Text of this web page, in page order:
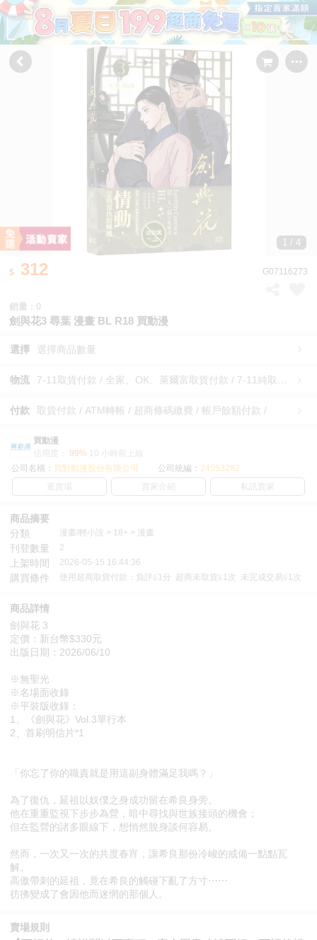
1 / 4
312 G07116273
銷量 : 0
劍與花3 尋葉 漫畫 BL R18 買動漫
選擇 選擇商品數量
物流
付款 取貨付款 / ATM轉帳 / 超商條碼繳費 / 帳戶餘額付款 /
買動漫
信用度：
99% 10 小時前上線
公司名稱： 買對動漫股份有限公司 公司統編： 24553282
逛賣場
賣家介紹 私訊賣家
商品摘要
分類
漫畫/輕小說 > 18+ > 漫畫
刊登數量 2
上架時間 2026-05-15 16:44:36
購買條件 使用超商取貨付款：負評≦1分 超商未取貨≦1次 未完成交易≦1次
商品詳情
劍與花 3
定價：新台幣$330元
出版日期：2026/06/10
※無聖光
※名場面收錄
※平裝版收錄：
1、《劍與花》Vol.3單行本
2、首刷明信片*1
「你忘了你的職責就是用這副身體滿足我嗎？」
為了復仇，延祖以奴僕之身成功留在希良身旁。
他在重重監視下步步為營，暗中尋找與世族接頭的機會；
但在監營的諸多眼線下，想悄然脫身談何容易。
然而，一次又一次的共度春宵，讓希良那份冷峻的戒備一點點瓦
解。
高傲帶刺的延祖，竟在希良的觸碰下亂了方寸⋯⋯
彷彿變成了會因他而迷惘的那個人。
賣場規則